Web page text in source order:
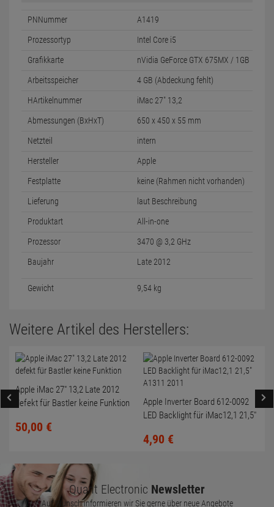
PNNummer A1419
Prozessortyp Intel Core i5
Grafikkarte nVidia GeForce GTX 675MX / 1GB
Arbeitsspeicher 4 GB (Abdeckung fehlt)
HArtikelnummer iMac 27" 13,2
Abmessungen (BxHxT) 650 x 450 x 55 mm
Netzteil intern
Hersteller Apple
Festplatte keine (Rahmen nicht vorhanden)
Lieferung laut Beschreibung
Produktart All-in-one
Prozessor 3470 @ 3,2 GHz
Baujahr Late 2012
Gewicht 9,54 kg
Weitere Artikel des Herstellers:
Apple iMac 27" 13,2 Late 2012
defekt für Bastler keine Funktion
50,00 €
Apple Inverter Board 612-0092
LED Backlight für iMac12,1 21,5"
4,90 €
Quant Electronic Newsletter
Auf Wunsch informieren wir Sie gerne über neue Angebote